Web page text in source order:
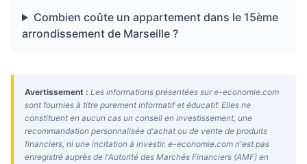
Combien coûte un appartement dans le 15ème
arrondissement de Marseille ?
Avertissement : Les informations présentées sur e-economie.com
sont fournies à titre purement informatif et éducatif. Elles ne
constituent en aucun cas un conseil en investissement, une
recommandation personnalisée d'achat ou de vente de produits
financiers, ni une incitation à investir. e-economie.com n'est pas
enregistré auprès de l'Autorité des Marchés Financiers (AMF) en